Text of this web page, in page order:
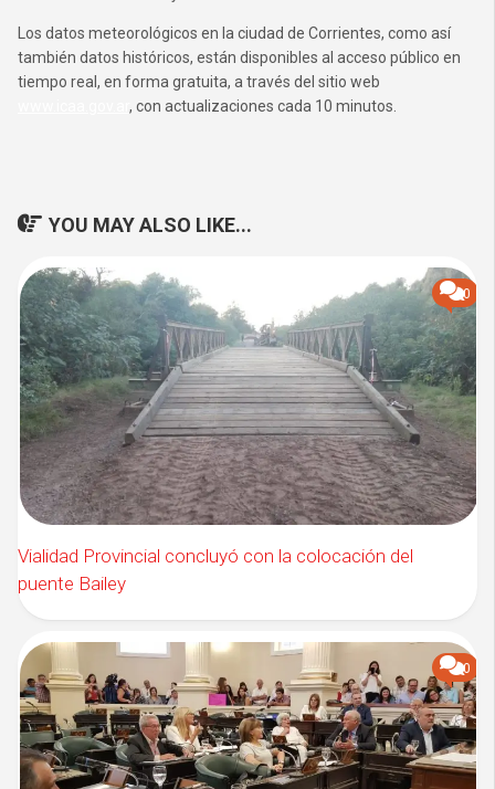
Los datos meteorológicos en la ciudad de Corrientes, como así
también datos históricos, están disponibles al acceso público en
tiempo real, en forma gratuita, a través del sitio web
, con actualizaciones cada 10 minutos.
YOU MAY ALSO LIKE...
0
Vialidad Provincial concluyó con la colocación del
puente Bailey
0